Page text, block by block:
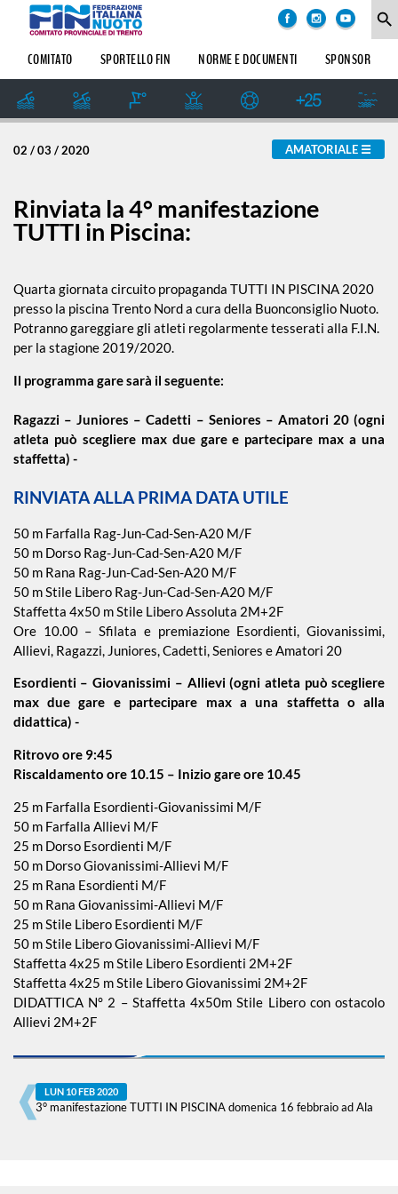
COMITATO SPORTELLO FIN NORME E DOCUMENTI SPONSOR
search
AMATORIALE
02 / 03 / 2020
Rinviata la 4° manifestazione
TUTTI in Piscina:
Quarta giornata circuito propaganda TUTTI IN PISCINA 2020
presso la piscina Trento Nord a cura della Buonconsiglio Nuoto.
Potranno gareggiare gli atleti regolarmente tesserati alla F.I.N.
per la stagione 2019/2020.
Il programma gare sarà il seguente:
Ragazzi – Juniores – Cadetti – Seniores – Amatori 20 (ogni
atleta può scegliere max due gare e partecipare max a una
staffetta) -
RINVIATA ALLA PRIMA DATA UTILE
50 m Farfalla Rag-Jun-Cad-Sen-A20 M/F
50 m Dorso Rag-Jun-Cad-Sen-A20 M/F
50 m Rana Rag-Jun-Cad-Sen-A20 M/F
50 m Stile Libero Rag-Jun-Cad-Sen-A20 M/F
Staffetta 4x50 m Stile Libero Assoluta 2M+2F
Ore 10.00 – Sfilata e premiazione Esordienti, Giovanissimi,
Allievi, Ragazzi, Juniores, Cadetti, Seniores e Amatori 20
Esordienti – Giovanissimi – Allievi (ogni atleta può scegliere
max due gare e partecipare max a una staffetta o alla
didattica) -
Ritrovo ore 9:45
Riscaldamento ore 10.15 – Inizio gare ore 10.45
25 m Farfalla Esordienti-Giovanissimi M/F
50 m Farfalla Allievi M/F
25 m Dorso Esordienti M/F
50 m Dorso Giovanissimi-Allievi M/F
25 m Rana Esordienti M/F
50 m Rana Giovanissimi-Allievi M/F
25 m Stile Libero Esordienti M/F
50 m Stile Libero Giovanissimi-Allievi M/F
Staffetta 4x25 m Stile Libero Esordienti 2M+2F
Staffetta 4x25 m Stile Libero Giovanissimi 2M+2F
DIDATTICA N° 2 – Staffetta 4x50m Stile Libero con ostacolo
Allievi 2M+2F
LUN 10 FEB 2020
3° manifestazione TUTTI IN PISCINA domenica 16 febbraio ad Ala
degli
argomenti
notizie:
Amatoriale
Dalle Società
Formazione
News
Piscina 50 m
Qualificazione
Tuffi
COMITATO
SETTORE
IMPIANTI
SPORTIVI
SPORTIVO
STORIA